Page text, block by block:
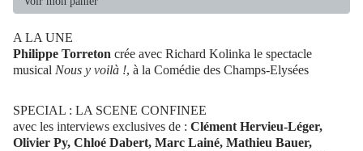
A LA UNE
Philippe Torreton crée avec Richard Kolinka le spectacle
musical Nous y voilà !, à la Comédie des Champs-Elysées
SPECIAL : LA SCENE CONFINEE
avec les interviews exclusives de : Clément Hervieu-Léger,
Olivier Py, Chloé Dabert, Marc Lainé, Mathieu Bauer,